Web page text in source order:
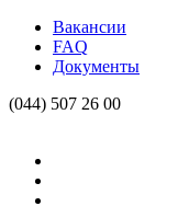
Вакансии
FAQ
Документы
(044) 507 26 00